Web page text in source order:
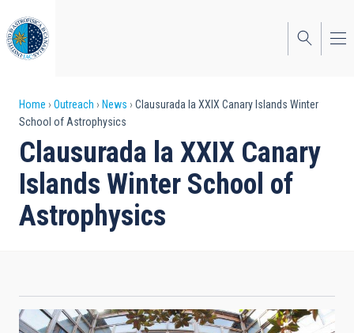
to
main
content
Breadcrumb
Home Outreach News
Clausurada la XXIX Canary Islands Winter
School of Astrophysics
Clausurada la XXIX Canary
Islands Winter School of
Astrophysics